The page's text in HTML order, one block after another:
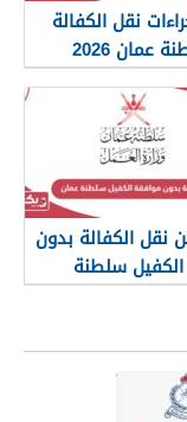
نقل الكفالة
2026
نقل الكفالة بدون
سلطنة